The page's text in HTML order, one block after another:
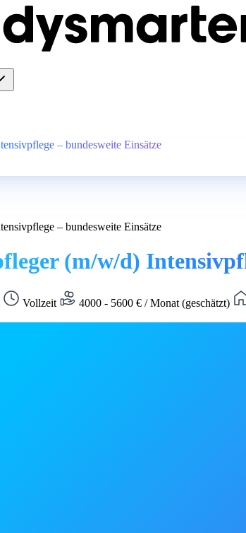
– bundesweite Einsätze
– bundesweite Einsätze
(m/w/d)
Vollzeit 4000 - 5600 € / Monat (geschätzt)